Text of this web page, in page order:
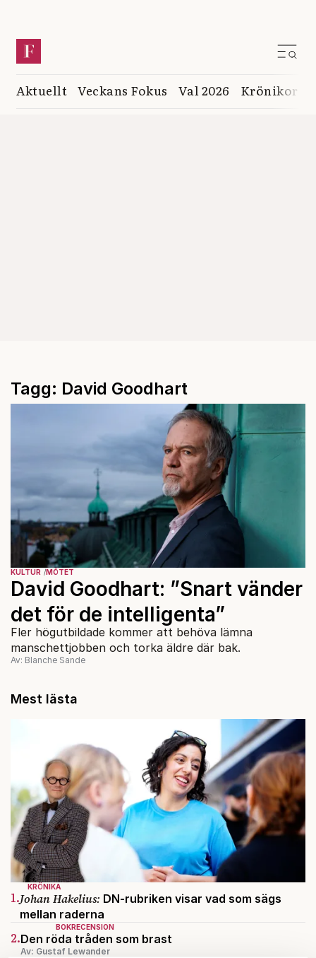
Aktuellt Veckans Fokus Val 2026 Krönikor
Tagg: David Goodhart
KULTUR MÖTET
David Goodhart: ”Snart vänder
det för de intelligenta”
Fler högutbildade kommer att behöva lämna
manschettjobben och torka äldre där bak.
Av: Blanche Sande
Mest lästa
KRÖNIKA
1.Johan Hakelius: DN-rubriken visar vad som sägs
mellan raderna
BOKRECENSION
2.Den röda tråden som brast
Av: Gustaf Lewander